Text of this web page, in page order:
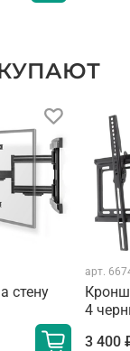
стену
арт.
4
3 400